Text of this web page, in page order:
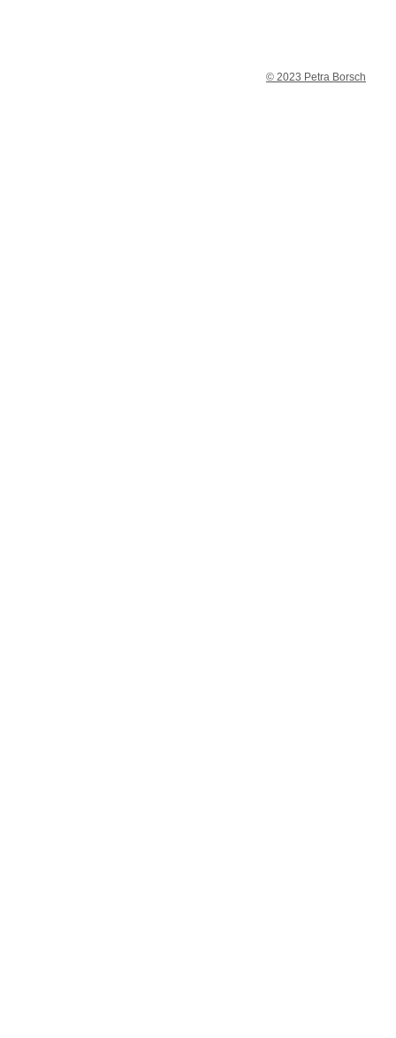
© 2023 Petra Borsch